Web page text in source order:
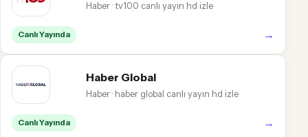
Haber · tv100 canlı yayın hd izle
Canlı Yayında →
Haber Global
Haber · haber global canlı yayın hd izle
Canlı Yayında →